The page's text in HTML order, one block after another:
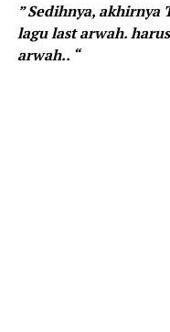
” Sedihnya,
lagu last arwah.
arwah.. “